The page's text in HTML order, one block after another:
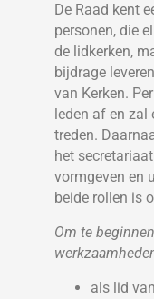
De Raad kent
personen, die
de lidkerken,
bijdrage
van Kerken.
leden af en
treden.
het
vormgeven en
beide rollen is
Om te
als lid